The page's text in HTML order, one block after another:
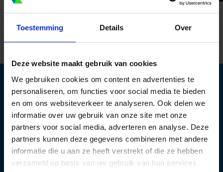
Toestemming Details Over
Deze website maakt gebruik van cookies
We gebruiken cookies om content en advertenties te
personaliseren, om functies voor social media te bieden
en om ons websiteverkeer te analyseren. Ook delen we
informatie over uw gebruik van onze site met onze
partners voor social media, adverteren en analyse. Deze
partners kunnen deze gegevens combineren met andere
informatie die u aan ze heeft verstrekt of die ze hebben
verzameld op basis van uw gebruik van hun services.
informatie aanvragen
Vlakkelichtkoepel
Bezoekadres:
Heruvent B.V.